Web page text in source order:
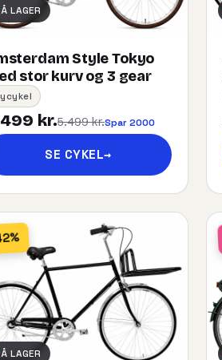
LAGER
Style Tokyo
stor kurv og 3 gear
kr.5.499 kr.Spar 2000
SE CYKEL→
LAGER